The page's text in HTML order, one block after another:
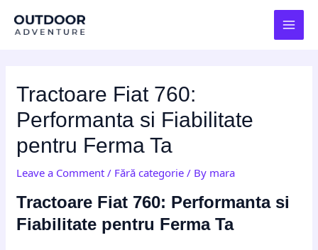
Tractoare Fiat 760:
Performanta si Fiabilitate
pentru Ferma Ta
Leave a Comment / Fără categorie / By mara
Tractoare Fiat 760: Performanta si
Fiabilitate pentru Ferma Ta
navigation